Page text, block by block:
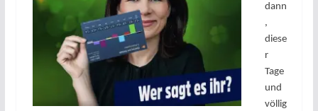
dann
,
diese
r
Tage
und
völlig